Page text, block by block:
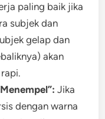
paling baik jika
subjek dan
gelap dan
akan
Jika
dengan warna